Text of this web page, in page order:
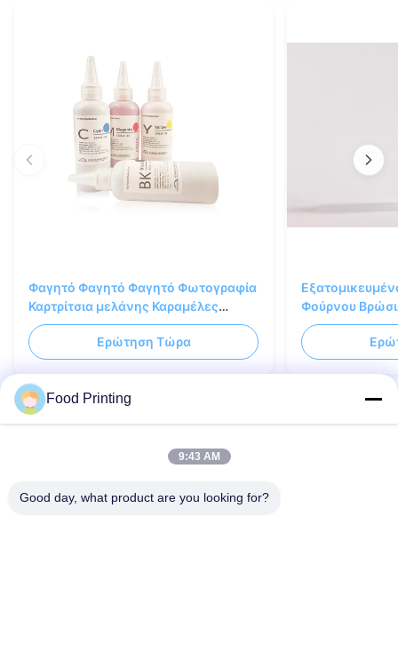
Φαγητό Φαγητό Φαγητό Φωτογραφία
Καρτρίτσια μελάνης Καραμέλες
Τέχνη
Ερώτηση Τώρα
Φούρνου
Μελάνης
Χρώμα
Μας ελάτε σε επαφή με
Μπορείτε να επικοινωνήσετε μαζί μας οποιαδήποτε
Food Printing
9:43 AM
Good day, what product are you looking for?